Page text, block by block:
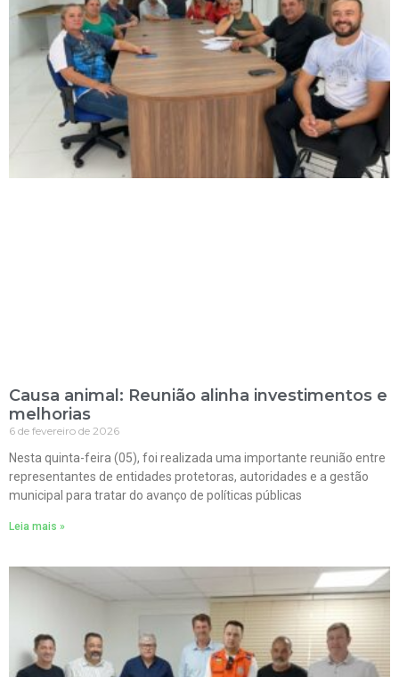
Causa animal: Reunião alinha investimentos e
melhorias
6 de fevereiro de 2026
Nesta quinta-feira (05), foi realizada uma importante reunião entre
representantes de entidades protetoras, autoridades e a gestão
municipal para tratar do avanço de políticas públicas
Leia mais »